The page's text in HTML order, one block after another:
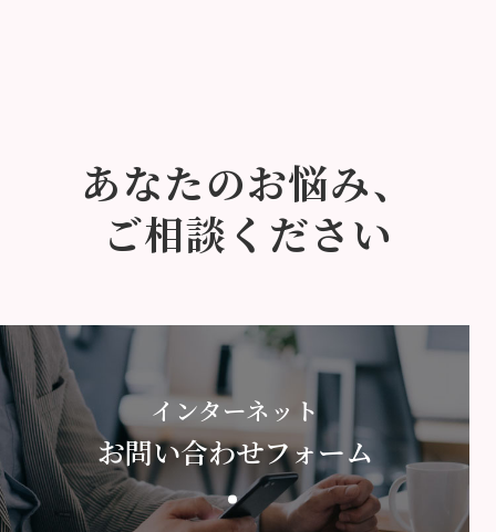
あなたのお悩み、
ご相談ください
インターネット
お問い合わせフォーム